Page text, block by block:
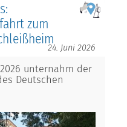
zum
24. Juni 2026
unternahm der
Deutschen